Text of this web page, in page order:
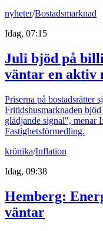
nyheter/Bostadsmarknad
Idag, 07:15
Juli bjöd på
väntar en aktiv
Priserna på bostadsrätter
Fritidshusmarknaden
glädjande signal",
Fastighetsförmedling.
krönika/Inflation
Idag, 09:38
Hemberg:
väntar